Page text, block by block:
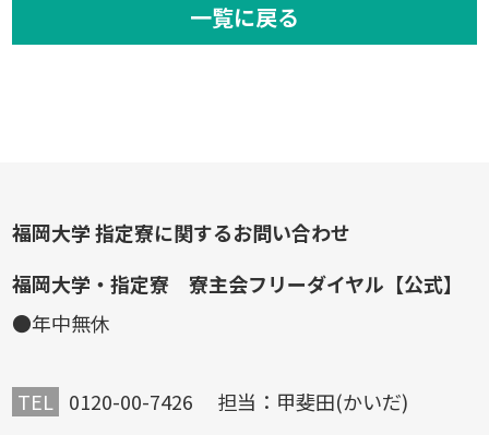
一覧に戻る
福岡大学 指定寮に関するお問い合わせ
福岡大学・指定寮 寮主会フリーダイヤル【公式】
●年中無休
TEL 0120-00-7426 担当：甲斐田(かいだ)